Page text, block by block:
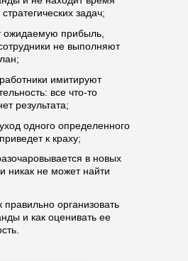
задач;
ожидаемую прибыль,
не выполняют
имитируют
все что-то
результата;
одного определенного
к краху;
в новых
никак не может найти
правильно организовать
и как оценивать ее